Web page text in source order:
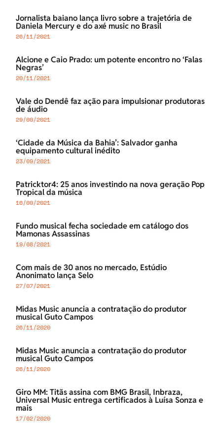
Jornalista baiano lança livro sobre a trajetória de
Daniela Mercury e do axé music no Brasil
26/11/2021
Alcione e Caio Prado: um potente encontro no ‘Falas
Negras’
20/11/2021
Vale do Dendê faz ação para impulsionar produtoras
de áudio
29/09/2021
‘Cidade da Música da Bahia’: Salvador ganha
equipamento cultural inédito
23/09/2021
Patricktor4: 25 anos investindo na nova geração Pop
Tropical da música
16/09/2021
Fundo musical fecha sociedade em catálogo dos
Mamonas Assassinas
19/08/2021
Com mais de 30 anos no mercado, Estúdio
Anonimato lança Selo
27/07/2021
Midas Music anuncia a contratação do produtor
musical Guto Campos
26/11/2020
Midas Music anuncia a contratação do produtor
musical Guto Campos
26/11/2020
Giro MM: Titãs assina com BMG Brasil, Inbraza,
Universal Music entrega certificados à Luísa Sonza e
mais
17/02/2020